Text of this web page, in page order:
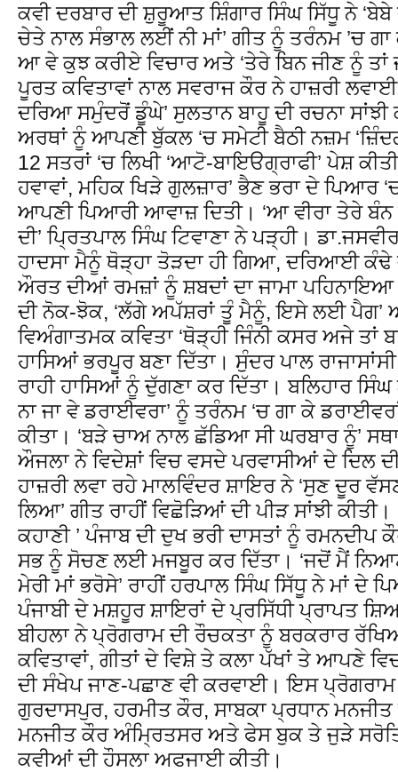
ਕਵੀ ਦਰਬਾਰ ਦੀ ਸ਼ੁਰੂਆਤ ਸ਼ਿੰਗਾਰ ਸਿੰਘ ਸਿੱਧੂ ਨੇ
ਚੇਤੇ ਨਾਲ ਸੰਭਾਲ ਲਈਂ ਨੀ ਮਾਂ’ ਗੀਤ ਨੂੰ ਤਰੰਨਮ ’ਚ
ਆ ਵੇ ਕੁਝ ਕਰੀਏ ਵਿਚਾਰ ਅਤੇ ‘ਤੇਰੇ ਬਿਨ ਜੀਣ ਨੂੰ
ਪੂਰਤ ਕਵਿਤਾਵਾਂ ਨਾਲ ਸਵਰਾਜ ਕੌਰ ਨੇ ਹਾਜ਼ਰੀ
ਦਰਿਆ ਸਮੁੰਦਰੋਂ ਡੂੰਘੇ’ ਸੁਲਤਾਨ ਬਾਹੂ ਦੀ ਰਚਨਾ
ਅਰਥਾਂ ਨੂੰ ਆਪਣੀ ਬੁੱਕਲ ‘ਚ ਸਮੇਟੀ ਬੈਠੀ ਨਜ਼ਮ
12 ਸਤਰਾਂ ‘ਚ ਲਿਖੀ ‘ਆਟੋ-ਬਾਇੳਗ੍ਰਾਫੀ’ ਪੇਸ਼
ਹਵਾਵਾਂ, ਮਹਿਕ ਖਿੜੇ ਗੁਲਜ਼ਾਰ’ ਭੈਣ ਭਰਾ ਦੇ ਪਿਆਰ
ਆਪਣੀ ਪਿਆਰੀ ਆਵਾਜ਼ ਦਿਤੀ। ‘ਆ ਵੀਰਾ ਤੇਰੇ
ਦੀ’ ਪ੍ਰਿਤਪਾਲ ਸਿੰਘ ਟਿਵਾਣਾ ਨੇ ਪੜ੍ਹੀ।
ਹਾਦਸਾ ਮੈਨੂੰ ਥੋੜ੍ਹਾ ਤੋੜਦਾ ਹੀ ਗਿਆ, ਦਰਿਆਈ ਕੰਢੇ
ਔਰਤ ਦੀਆਂ ਰਮਜ਼ਾਂ ਨੂੰ ਸ਼ਬਦਾਂ ਦਾ ਜਾਮਾ
ਦੀ ਨੋਕ-ਝੋਕ, ‘ਲੱਗੇ ਅਪੱਸ਼ਰਾਂ ਤੂੰ ਮੈਨੂੰ, ਇਸੇ ਲਈ ਪੈਗ’
ਵਿਅੰਗਾਤਮਕ ਕਵਿਤਾ ‘ਥੋੜ੍ਹੀ ਜਿੰਨੀ ਕਸਰ ਅਜੇ ਤਾਂ
ਹਾਸਿਆਂ ਭਰਪੂਰ ਬਣਾ ਦਿੱਤਾ। ਸੁੰਦਰ ਪਾਲ ਰਾਜਾਸਾਂਸੀ
ਰਾਹੀ ਹਾਸਿਆਂ ਨੂੰ ਦੁੱਗਣਾ ਕਰ ਦਿੱਤਾ। ਬਲਿਹਾਰ
ਨਾ ਜਾ ਵੇ ਡਰਾਈਵਰਾ’ ਨੂੰ ਤਰੰਨਮ ‘ਚ ਗਾ ਕੇ
ਕੀਤਾ। ‘ਬੜੇ ਚਾਅ ਨਾਲ ਛੱਡਿਆ ਸੀ ਘਰਬਾਰ ਨੂੰ’
ਔਜਲਾ ਨੇ ਵਿਦੇਸ਼ਾਂ ਵਿਚ ਵਸਦੇ ਪਰਵਾਸੀਆਂ ਦੇ ਦਿਲ
ਹਾਜ਼ਰੀ ਲਵਾ ਰਹੇ ਮਾਲਵਿੰਦਰ ਸ਼ਾਇਰ ਨੇ ‘ਸੁਣ ਦੂਰ
ਲਿਆ’ ਗੀਤ ਰਾਹੀਂ ਵਿਛੋੜਿਆਂ ਦੀ ਪੀੜ ਸਾਂਝੀ
ਕਹਾਣੀ ’ ਪੰਜਾਬ ਦੀ ਦੁਖ ਭਰੀ ਦਾਸਤਾਂ ਨੂੰ ਰਮਨਦੀਪ
ਸਭ ਨੂੰ ਸੋਚਣ ਲਈ ਮਜਬੂਰ ਕਰ ਦਿੱਤਾ। ‘ਜਦੋਂ ਮੈਂ
ਮੇਰੀ ਮਾਂ ਭਰੋਸੇ’ ਰਾਹੀਂ ਹਰਪਾਲ ਸਿੰਘ ਸਿੱਧੂ ਨੇ ਮਾਂ
ਪੰਜਾਬੀ ਦੇ ਮਸ਼ਹੂਰ ਸ਼ਾਇਰਾਂ ਦੇ ਪ੍ਰਸਿੱਧੀ ਪ੍ਰਾਪਤ
ਬੀਹਲਾ ਨੇ ਪ੍ਰੋਗਰਾਮ ਦੀ ਰੌਚਕਤਾ ਨੂੰ ਬਰਕਰਾਰ
ਕਵਿਤਾਵਾਂ, ਗੀਤਾਂ ਦੇ ਵਿਸ਼ੇ ਤੇ ਕਲਾ ਪੱਖਾਂ ਤੇ ਆਪਣੇ
ਦੀ ਸੰਖੇਪ ਜਾਣ-ਪਛਾਣ ਵੀ ਕਰਵਾਈ। ਇਸ
ਗੁਰਦਾਸਪੁਰ, ਹਰਮੀਤ ਕੌਰ, ਸਾਬਕਾ ਪ੍ਰਧਾਨ
ਮਨਜੀਤ ਕੌਰ ਅੰਮ੍ਰਿਤਸਰ ਅਤੇ ਫੇਸ ਬੁਕ ਤੇ ਜੁੜੇ
ਕਵੀਆਂ ਦੀ ਹੌਸਲਾ ਅਫਜਾਈ ਕੀਤੀ।